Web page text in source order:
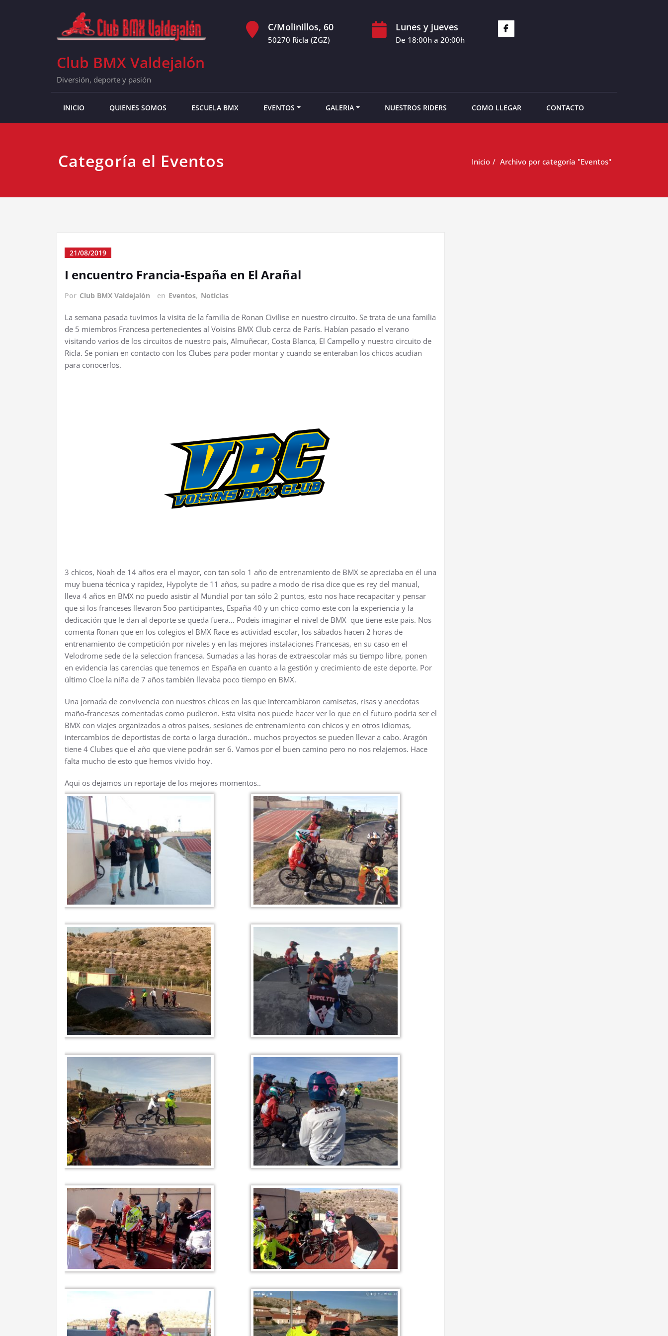
Club BMX Valdejalón
Diversión, deporte y pasión
C/Molinillos, 60
50270 Ricla (ZGZ)
Lunes y jueves
De 18:00h a 20:00h
INICIO QUIENES SOMOS ESCUELA BMX EVENTOS GALERIA NUESTROS RIDERS COMO LLEGAR CONTACTO
Categoría el Eventos Inicio Archivo por categoría "Eventos"
21/08/2019
I encuentro Francia-España en El Arañal
Por Club BMX Valdejalón en Eventos, Noticias
La semana pasada tuvimos la visita de la familia de Ronan Civilise en nuestro circuito. Se trata de una familia
de 5 miembros Francesa pertenecientes al Voisins BMX Club cerca de París. Habían pasado el verano
visitando varios de los circuitos de nuestro pais, Almuñecar, Costa Blanca, El Campello y nuestro circuito de
Ricla. Se ponian en contacto con los Clubes para poder montar y cuando se enteraban los chicos acudian
para conocerlos.
3 chicos, Noah de 14 años era el mayor, con tan solo 1 año de entrenamiento de BMX se apreciaba en él una
muy buena técnica y rapidez, Hypolyte de 11 años, su padre a modo de risa dice que es rey del manual,
lleva 4 años en BMX no puedo asistir al Mundial por tan sólo 2 puntos, esto nos hace recapacitar y pensar
que si los franceses llevaron 5oo participantes, España 40 y un chico como este con la experiencia y la
dedicación que le dan al deporte se queda fuera… Podeis imaginar el nivel de BMX que tiene este pais. Nos
comenta Ronan que en los colegios el BMX Race es actividad escolar, los sábados hacen 2 horas de
entrenamiento de competición por niveles y en las mejores instalaciones Francesas, en su caso en el
Velodrome sede de la seleccion francesa. Sumadas a las horas de extraescolar más su tiempo libre, ponen
en evidencia las carencias que tenemos en España en cuanto a la gestión y crecimiento de este deporte. Por
último Cloe la niña de 7 años también llevaba poco tiempo en BMX.
Una jornada de convivencia con nuestros chicos en las que intercambiaron camisetas, risas y anecdotas
maño-francesas comentadas como pudieron. Esta visita nos puede hacer ver lo que en el futuro podría ser el
BMX con viajes organizados a otros paises, sesiones de entrenamiento con chicos y en otros idiomas,
intercambios de deportistas de corta o larga duración.. muchos proyectos se pueden llevar a cabo. Aragón
tiene 4 Clubes que el año que viene podrán ser 6. Vamos por el buen camino pero no nos relajemos. Hace
falta mucho de esto que hemos vivido hoy.
Aqui os dejamos un reportaje de los mejores momentos..